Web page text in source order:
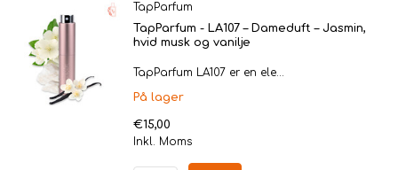
TapParfum
TapParfum - LA107 – Dameduft – Jasmin,
hvid musk og vanilje
TapParfum LA107 er en ele...
På lager
€15,00
Inkl. Moms